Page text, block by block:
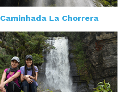
Caminhada La Chorrera